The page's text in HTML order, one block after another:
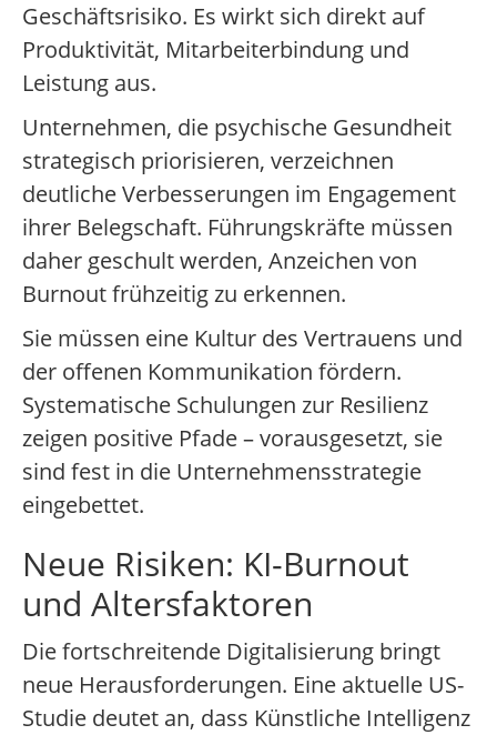
Geschäftsrisiko. Es wirkt sich direkt auf
Produktivität, Mitarbeiterbindung und
Leistung aus.
Unternehmen, die psychische Gesundheit
strategisch priorisieren, verzeichnen
deutliche Verbesserungen im Engagement
ihrer Belegschaft. Führungskräfte müssen
daher geschult werden, Anzeichen von
Burnout frühzeitig zu erkennen.
Sie müssen eine Kultur des Vertrauens und
der offenen Kommunikation fördern.
Systematische Schulungen zur Resilienz
zeigen positive Pfade – vorausgesetzt, sie
sind fest in die Unternehmensstrategie
eingebettet.
Neue Risiken: KI-Burnout
und Altersfaktoren
Die fortschreitende Digitalisierung bringt
neue Herausforderungen. Eine aktuelle US-
Studie deutet an, dass Künstliche Intelligenz